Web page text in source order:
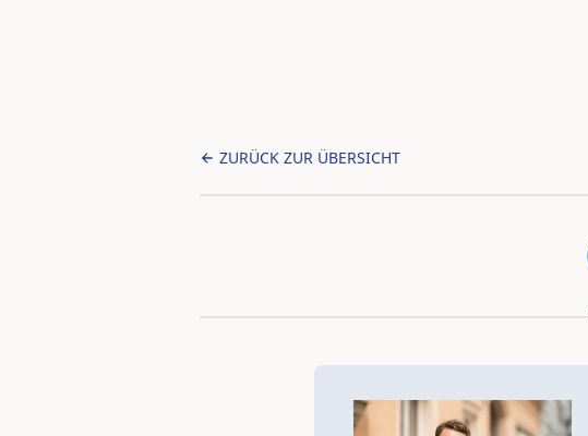
ZURÜCK ZUR ÜBERSICHT